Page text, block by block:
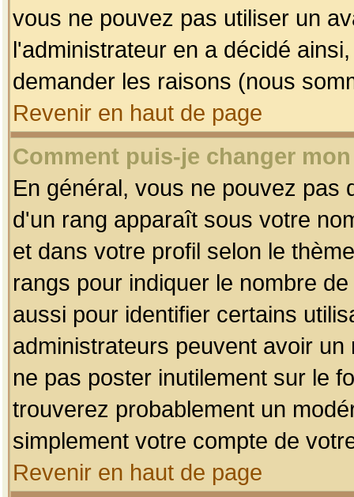
vous ne pouvez pas utiliser un
l'administrateur en a décidé
demander les raisons (nous
Revenir en haut de page
Comment puis-je changer
En général, vous ne pouvez pas
d'un rang apparaît sous votre
et dans votre profil selon le
rangs pour indiquer le nombre
aussi pour identifier certains
administrateurs peuvent avoir
ne pas poster inutilement sur le
trouverez probablement un
simplement votre compte de
Revenir en haut de page